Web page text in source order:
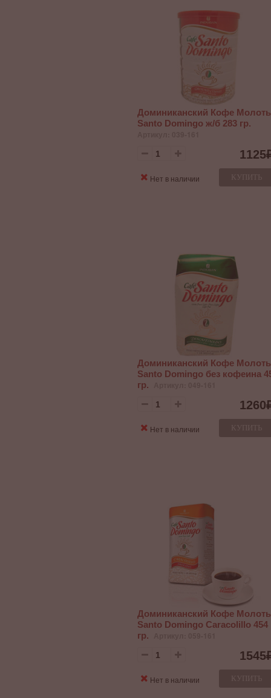
Доминиканский Кофе
Santo Domingo ж/б 283 гр.
1125
КУПИТЬ
Нет в наличии
Доминиканский Кофе
Santo Domingo без кофеина
гр.
1260
КУПИТЬ
Нет в наличии
Доминиканский Кофе
Santo Domingo Caracolillo 454
гр.
1545
КУПИТЬ
Нет в наличии